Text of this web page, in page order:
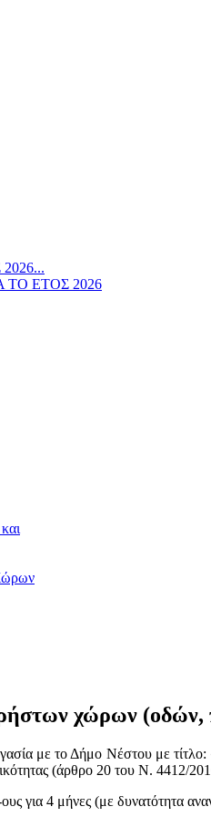
χώρων (οδών,
με το Δήμο Νέστου με
(άρθρο 20 του Ν. 4412/
για 4 μήνες (με δυνατότητα